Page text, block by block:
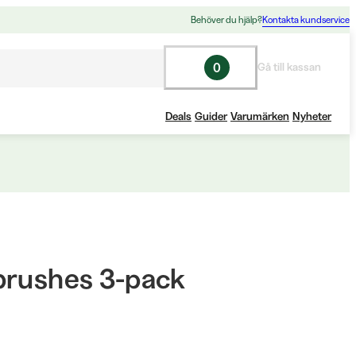
Behöver du hjälp?Kontakta kundservice
0 Gå till kassan
Deals Guider Varumärken Nyheter
3-pack